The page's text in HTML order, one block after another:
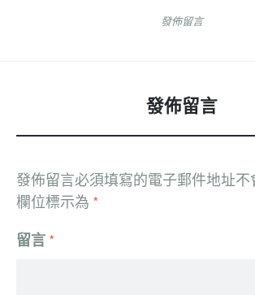
發佈留言
發佈留言
發佈留言必須填寫的電子郵件地址不
欄位標示為 *
留言 *